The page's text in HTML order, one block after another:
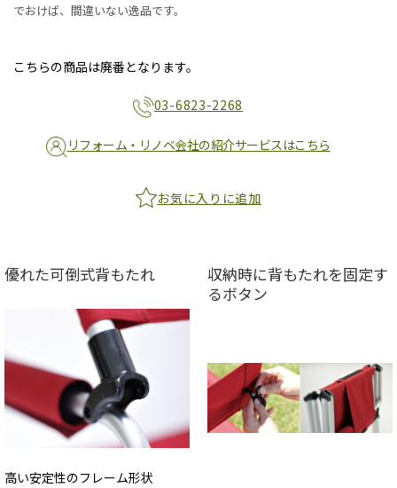
でおけば、間違いない逸品です。
こちらの商品は廃番となります。
03-6823-2268
リフォーム・リノベ会社の紹介サービスはこちら
お気に入りに追加
優れた可倒式背もたれ
高い安定性のフレーム形状
収納時に背もたれを固定す
るボタン